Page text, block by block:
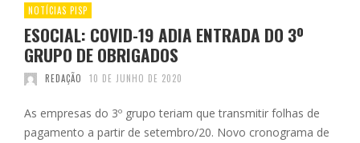
NOTÍCIAS PISP
ESOCIAL: COVID-19 ADIA ENTRADA DO 3º
GRUPO DE OBRIGADOS
REDAÇÃO 10 DE JUNHO DE 2020
As empresas do 3º grupo teriam que transmitir folhas de
pagamento a partir de setembro/20. Novo cronograma de